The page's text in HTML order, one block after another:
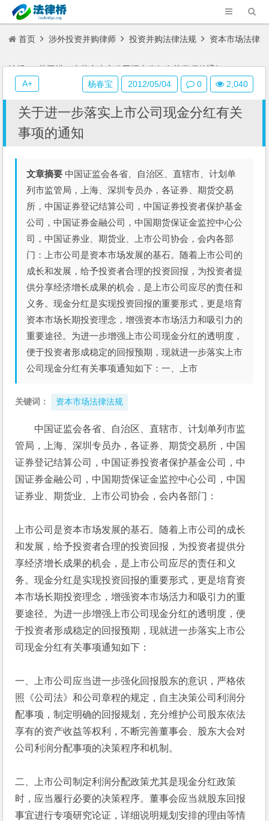
首页 涉外投资并购律师 投资并购法律法规 资本市场法律
法规 关于进一步落实上市公司现金分红有关事项的通知
关于进一步落实上市公司现金分红有关
事项的通知
文章摘要 中国证监会各省、自治区、直辖市、计划单
列市监管局，上海、深圳专员办，各证券、期货交易
所，中国证券登记结算公司，中国证券投资者保护基金
公司，中国证券金融公司，中国期货保证金监控中心公
司，中国证券业、期货业、上市公司协会，会内各部
门：上市公司是资本市场发展的基石。随着上市公司的
成长和发展，给予投资者合理的投资回报，为投资者提
供分享经济增长成果的机会，是上市公司应尽的责任和
义务。现金分红是实现投资回报的重要形式，更是培育
资本市场长期投资理念，增强资本市场活力和吸引力的
重要途径。为进一步增强上市公司现金分红的透明度，
便于投资者形成稳定的回报预期，现就进一步落实上市
公司现金分红有关事项通知如下：一、上市
关键词： 资本市场法律法规
中国证监会各省、自治区、直辖市、计划单列市监
管局，上海、深圳专员办，各证券、期货交易所，中国
证券登记结算公司，中国证券投资者保护基金公司，中
国证券金融公司，中国期货保证金监控中心公司，中国
证券业、期货业、上市公司协会，会内各部门：
上市公司是资本市场发展的基石。随着上市公司的成长
和发展，给予投资者合理的投资回报，为投资者提供分
享经济增长成果的机会，是上市公司应尽的责任和义
务。现金分红是实现投资回报的重要形式，更是培育资
本市场长期投资理念，增强资本市场活力和吸引力的重
要途径。为进一步增强上市公司现金分红的透明度，便
于投资者形成稳定的回报预期，现就进一步落实上市公
司现金分红有关事项通知如下：
一、上市公司应当进一步强化回报股东的意识，严格依
照《公司法》和公司章程的规定，自主决策公司利润分
配事项，制定明确的回报规划，充分维护公司股东依法
享有的资产收益等权利，不断完善董事会、股东大会对
公司利润分配事项的决策程序和机制。
二、上市公司制定利润分配政策尤其是现金分红政策
时，应当履行必要的决策程序。董事会应当就股东回报
事宜进行专项研究论证，详细说明规划安排的理由等情
杨春宝 2012/05/04 0 2,040
A+